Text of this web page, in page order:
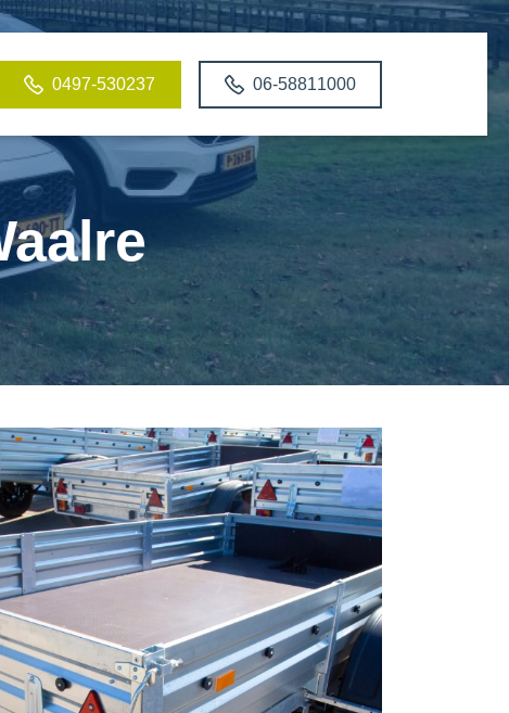
0497-530237 06-58811000